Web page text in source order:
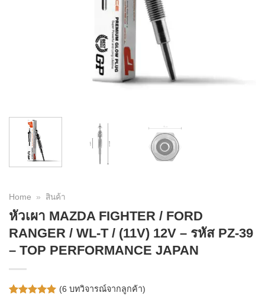
Home » สินค้า
หัวเผา MAZDA FIGHTER / FORD
RANGER / WL-T / (11V) 12V – รหัส PZ-39
– TOP PERFORMANCE JAPAN
(6 บทวิจารณ์จากลูกค้า)